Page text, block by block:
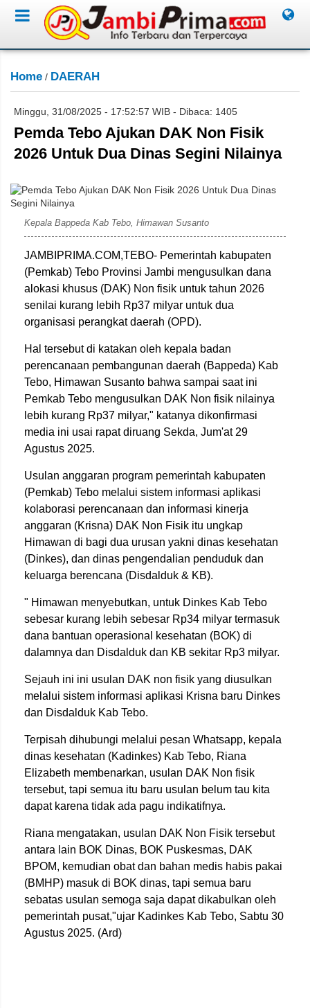
Home / DAERAH
Minggu, 31/08/2025 - 17:52:57 WIB - Dibaca: 1405
Pemda Tebo Ajukan DAK Non Fisik
2026 Untuk Dua Dinas Segini Nilainya
Kepala Bappeda Kab Tebo, Himawan Susanto
JAMBIPRIMA.COM,TEBO- Pemerintah kabupaten
(Pemkab) Tebo Provinsi Jambi mengusulkan dana
alokasi khusus (DAK) Non fisik untuk tahun 2026
senilai kurang lebih Rp37 milyar untuk dua
organisasi perangkat daerah (OPD).
Hal tersebut di katakan oleh kepala badan
perencanaan pembangunan daerah (Bappeda) Kab
Tebo, Himawan Susanto bahwa sampai saat ini
Pemkab Tebo mengusulkan DAK Non fisik nilainya
lebih kurang Rp37 milyar," katanya dikonfirmasi
media ini usai rapat diruang Sekda, Jum'at 29
Agustus 2025.
Usulan anggaran program pemerintah kabupaten
(Pemkab) Tebo melalui sistem informasi aplikasi
kolaborasi perencanaan dan informasi kinerja
anggaran (Krisna) DAK Non Fisik itu ungkap
Himawan di bagi dua urusan yakni dinas kesehatan
(Dinkes), dan dinas pengendalian penduduk dan
keluarga berencana (Disdalduk & KB).
" Himawan menyebutkan, untuk Dinkes Kab Tebo
sebesar kurang lebih sebesar Rp34 milyar termasuk
dana bantuan operasional kesehatan (BOK) di
dalamnya dan Disdalduk dan KB sekitar Rp3 milyar.
Sejauh ini ini usulan DAK non fisik yang diusulkan
melalui sistem informasi aplikasi Krisna baru Dinkes
dan Disdalduk Kab Tebo.
Terpisah dihubungi melalui pesan Whatsapp, kepala
dinas kesehatan (Kadinkes) Kab Tebo, Riana
Elizabeth membenarkan, usulan DAK Non fisik
tersebut, tapi semua itu baru usulan belum tau kita
dapat karena tidak ada pagu indikatifnya.
Riana mengatakan, usulan DAK Non Fisik tersebut
antara lain BOK Dinas, BOK Puskesmas, DAK
BPOM, kemudian obat dan bahan medis habis pakai
(BMHP) masuk di BOK dinas, tapi semua baru
sebatas usulan semoga saja dapat dikabulkan oleh
pemerintah pusat,"ujar Kadinkes Kab Tebo, Sabtu 30
Agustus 2025. (Ard)